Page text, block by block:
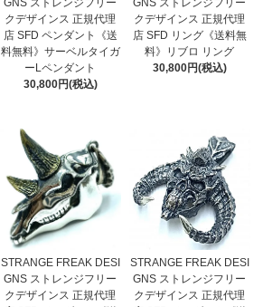
GNS ストレンジフリー
クデザインス 正規代理
店 SFD ペンダント《送
料無料》サーベルタイガ
ーLペンダント
30,800円(税込)
GNS ストレンジフリー
クデザインス 正規代理
店 SFD リング《送料無
料》リブロ リング
30,800円(税込)
STRANGE FREAK DESI
GNS ストレンジフリー
クデザインス 正規代理
STRANGE FREAK DESI
GNS ストレンジフリー
クデザインス 正規代理